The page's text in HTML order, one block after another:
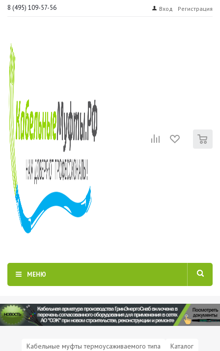
8 (495) 109-57-56 Вход Регистрация
МЕНЮ
Кабельные муфты термоусаживаемого типа
Каталог